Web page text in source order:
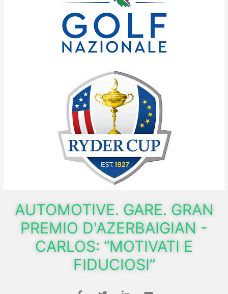
AUTOMOTIVE. GARE. GRAN
PREMIO D'AZERBAIGIAN -
CARLOS: “MOTIVATI E
FIDUCIOSI”